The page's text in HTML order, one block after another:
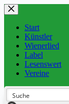
Start
Künstler
Wienerlied
Label
Lesenswert
Vereine